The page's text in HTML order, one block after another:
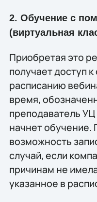
2. Обучение с
(виртуальная
Приобретая это
получает доступ
расписанию
время,
преподаватель
начнет
возможность
случай, если
причинам не
указанное в